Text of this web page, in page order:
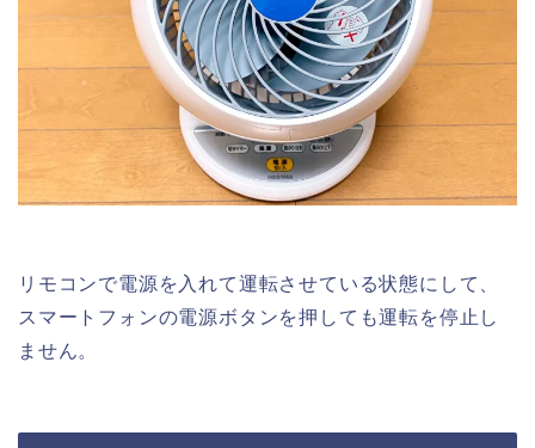
リモコンで電源を入れて運転させている状態にして、
スマートフォンの電源ボタンを押しても運転を停止し
ません。